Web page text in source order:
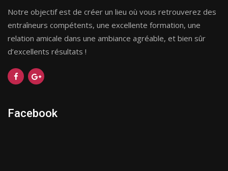
Notre objectif est de créer un lieu où vous retrouverez des
entraîneurs compétents, une excellente formation, une
relation amicale dans une ambiance agréable, et bien sûr
d’excellents résultats !
Facebook